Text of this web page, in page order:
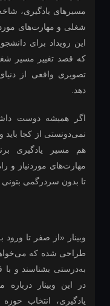
مسیرهای یادگیری،
شغلی و مهارت‌های
این رویداد برای
که قصد تغییر مسیر
تصویری واقعی از
دهد.
اگر همیشه دوست
نمی‌دونستی از کجا باید
هم مسیر یادگیری
مهارت‌های موردنیاز و
تا بدون سردرگمی
وبینار «از صفر تا ورود
طراحی شده که
به‌درستی بشناسند و با
در این وبینار
یادگیری، انتخاب